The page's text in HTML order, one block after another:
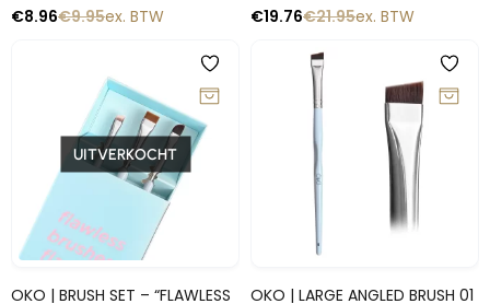
€9.95
€8.96 ex. BTW
€21.95
€19.76 ex. BTW
UITVERKOCHT
OKO | BRUSH SET – “FLAWLESS
OKO | LARGE ANGLED BRUSH 01